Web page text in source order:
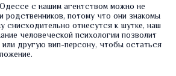
с нашим агентством можно не
родственников, потому что они знакомы
снисходительно отнесутся к шутке, наш
человеческой психологии позволит
или другую вип-персону, чтобы остаться